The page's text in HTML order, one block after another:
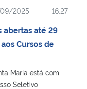
2025 16:27
abertas até 29
Cursos de
Maria está com
Seletivo